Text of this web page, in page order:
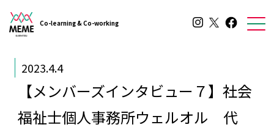
Co-learning & Co-working
2023.4.4
【メンバーズインタビュー７】社会
福祉士個人事務所ウェルオル 代